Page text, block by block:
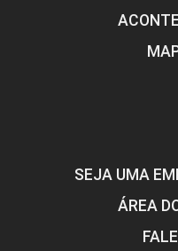
Segurança em
SEJA UMA
ÁREA